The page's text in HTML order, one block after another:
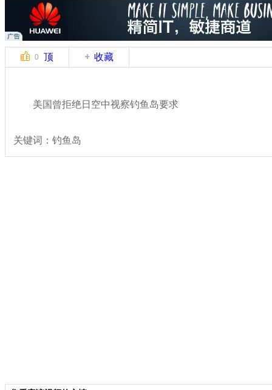
0 顶 收藏
美国曾拒绝日空中视察钓鱼岛要求
关键词：钓鱼岛